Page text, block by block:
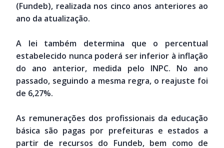
(Fundeb), realizada nos cinco anos anteriores ao
ano da atualização.
A lei também determina que o percentual
estabelecido nunca poderá ser inferior à inflação
do ano anterior, medida pelo INPC. No ano
passado, seguindo a mesma regra, o reajuste foi
de 6,27%.
As remunerações dos profissionais da educação
básica são pagas por prefeituras e estados a
partir de recursos do Fundeb, bem como de